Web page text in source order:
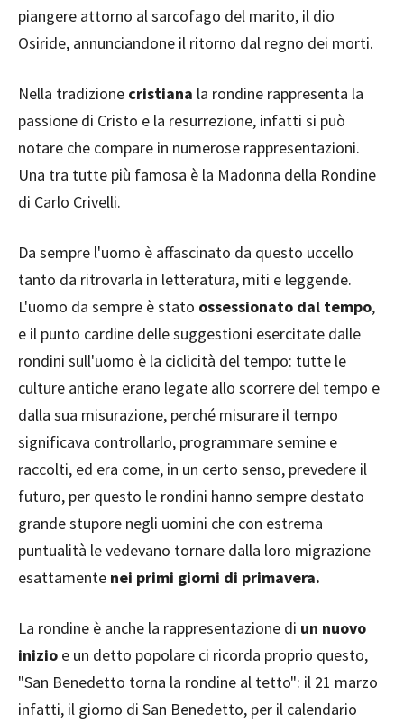
piangere attorno al sarcofago del marito, il dio
Osiride, annunciandone il ritorno dal regno dei morti.
Nella tradizione cristiana la rondine rappresenta la
passione di Cristo e la resurrezione, infatti si può
notare che compare in numerose rappresentazioni.
Una tra tutte più famosa è la Madonna della Rondine
di Carlo Crivelli.
Da sempre l'uomo è affascinato da questo uccello
tanto da ritrovarla in letteratura, miti e leggende.
L'uomo da sempre è stato ossessionato dal tempo,
e il punto cardine delle suggestioni esercitate dalle
rondini sull'uomo è la ciclicità del tempo: tutte le
culture antiche erano legate allo scorrere del tempo e
dalla sua misurazione, perché misurare il tempo
significava controllarlo, programmare semine e
raccolti, ed era come, in un certo senso, prevedere il
futuro, per questo le rondini hanno sempre destato
grande stupore negli uomini che con estrema
puntualità le vedevano tornare dalla loro migrazione
esattamente nei primi giorni di primavera.
La rondine è anche la rappresentazione di un nuovo
inizio e un detto popolare ci ricorda proprio questo,
"San Benedetto torna la rondine al tetto": il 21 marzo
infatti, il giorno di San Benedetto, per il calendario